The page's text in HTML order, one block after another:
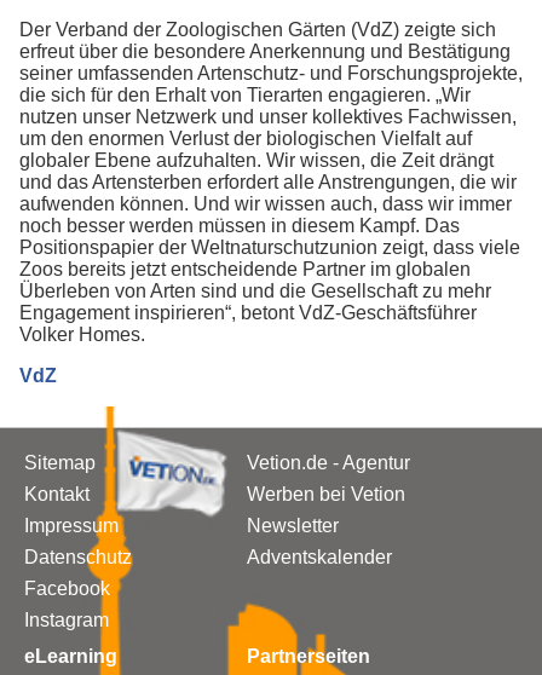
Der Verband der Zoologischen Gärten (VdZ) zeigte sich
erfreut über die besondere Anerkennung und Bestätigung
seiner umfassenden Artenschutz- und Forschungsprojekte,
die sich für den Erhalt von Tierarten engagieren. „Wir
nutzen unser Netzwerk und unser kollektives Fachwissen,
um den enormen Verlust der biologischen Vielfalt auf
globaler Ebene aufzuhalten. Wir wissen, die Zeit drängt
und das Artensterben erfordert alle Anstrengungen, die wir
aufwenden können. Und wir wissen auch, dass wir immer
noch besser werden müssen in diesem Kampf. Das
Positionspapier der Weltnaturschutzunion zeigt, dass viele
Zoos bereits jetzt entscheidende Partner im globalen
Überleben von Arten sind und die Gesellschaft zu mehr
Engagement inspirieren“, betont VdZ-Geschäftsführer
Volker Homes.
VdZ
Sitemap
Kontakt
Impressum
Datenschutz
Facebook
Instagram
Vetion.de - Agentur
Werben bei Vetion
Newsletter
Adventskalender
eLearning Partnerseiten